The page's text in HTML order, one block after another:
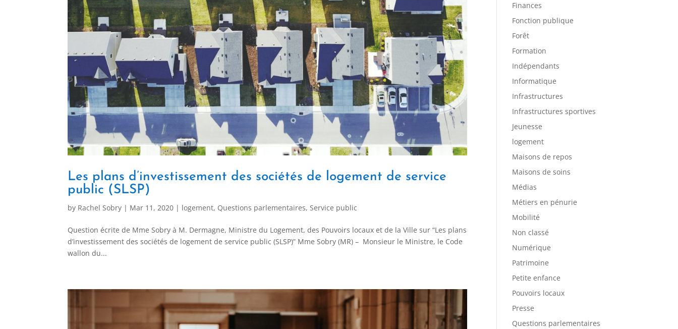
Les plans d’investissement des sociétés de logement de service
public (SLSP)
by Rachel Sobry | Mar 11, 2020 | logement, Questions parlementaires, Service public
Question écrite de Mme Sobry à M. Dermagne, Ministre du Logement, des Pouvoirs locaux et de la Ville sur “Les plans
d’investissement des sociétés de logement de service public (SLSP)” Mme Sobry (MR) – Monsieur le Ministre, le Code
wallon du...
Finances
Fonction publique
Forêt
Formation
Indépendants
Informatique
Infrastructures
Infrastructures sportives
Jeunesse
logement
Maisons de repos
Maisons de soins
Médias
Métiers en pénurie
Mobilité
Non classé
Numérique
Patrimoine
Petite enfance
Pouvoirs locaux
Presse
Questions parlementaires